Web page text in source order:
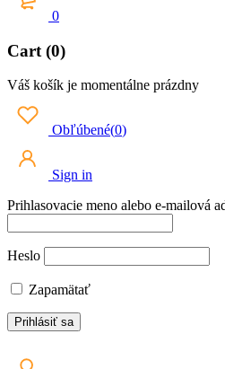
0
Cart (0)
Váš košík je momentálne prázdny
Obľúbené(0)
Sign in
Prihlasovacie meno alebo e-mailová
Heslo
Zapamätať